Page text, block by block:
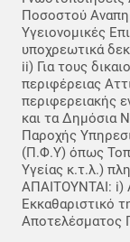
Ποσοστού
Υγειονομικές
υποχρεωτικά
ii) Για τους
περιφέρειας
περιφερειακής
και τα Δημόσια
Παροχής
(Π.Φ.Υ) όπως
Υγείας κ.τ.λ.)
ΑΠΑΙΤΟΥΝΤΑΙ: i)
Εκκαθαριστικό
Αποτελέσματος